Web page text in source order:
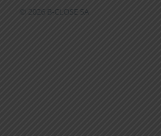
© 2026 B-CLOSE SA